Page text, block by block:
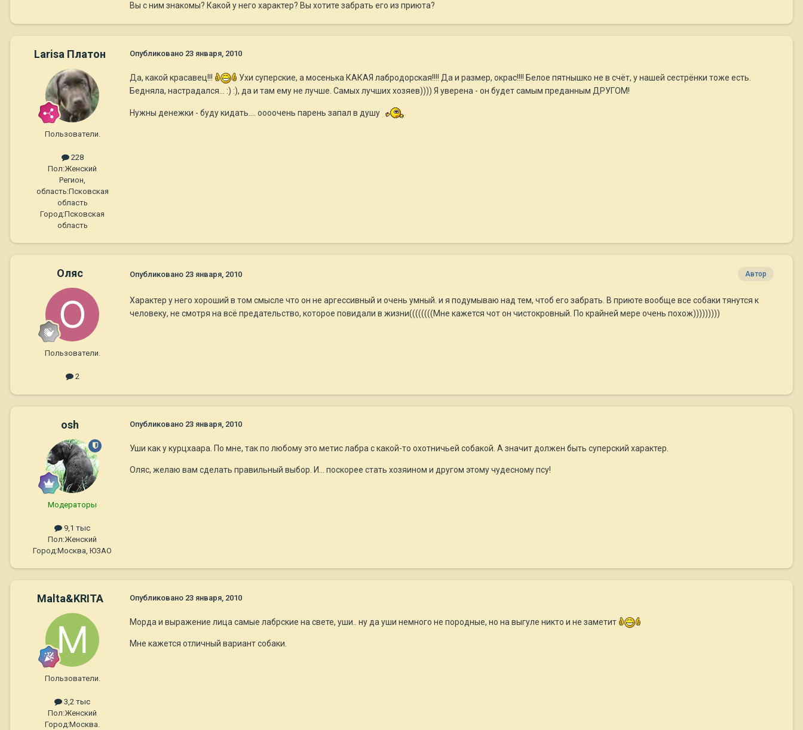
Вы с ним знакомы? Какой у него характер? Вы хотите забрать его из приюта?
Larisa Платон
Пользователи.
228
Пол:Женский
Регион,
область:Псковская
область
Город:Псковская
область
Опубликовано 23 января, 2010
Да, какой красавец!!!
Ухи суперские, а мосенька КАКАЯ лабродорская!!!! Да и размер, окрас!!!! Белое пятнышко не в счёт, у нашей сестрёнки тоже есть.
Бедняла, настрадался... :) :), да и там ему не лучше. Самых лучших хозяев)))) Я уверена - он будет самым преданным ДРУГОМ!
Нужны денежки - буду кидать.... оооочень парень запал в душу
Оляс
Пользователи.
2
Автор
Опубликовано 23 января, 2010
Характер у него хороший в том смысле что он не аргессивный и очень умный. и я подумываю над тем, чтоб его забрать. В приюте вообще все собаки тянутся к
человеку, не смотря на всё предательство, которое повидали в жизни((((((((Мне кажется чот он чистокровный. По крайней мере очень похож)))))))))
osh
Модераторы
9,1 тыс
Пол:Женский
Город:Москва, ЮЗАО
Опубликовано 23 января, 2010
Уши как у курцхаара. По мне, так по любому это метис лабра с какой-то охотничьей собакой. А значит должен быть суперский характер.
Оляс, желаю вам сделать правильный выбор. И... поскорее стать хозяином и другом этому чудесному псу!
Malta&KRITA
Пользователи.
3,2 тыс
Пол:Женский
Город:Москва.
Опубликовано 23 января, 2010
Морда и выражение лица самые лабрские на свете, уши.. ну да уши немного не породные, но на выгуле никто и не заметит
Мне кажется отличный вариант собаки.